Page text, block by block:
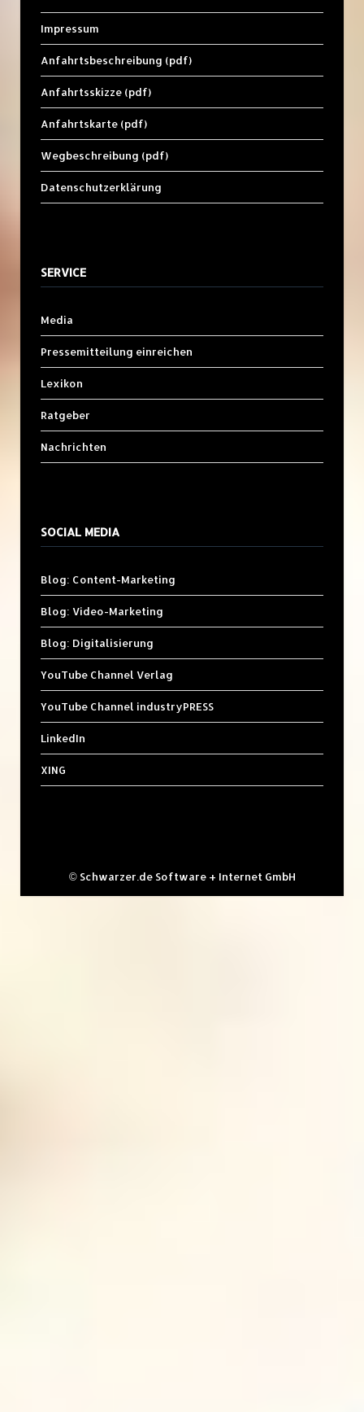
Impressum
Anfahrtsbeschreibung (pdf)
Anfahrtsskizze (pdf)
Anfahrtskarte (pdf)
Wegbeschreibung (pdf)
Datenschutzerklärung
SERVICE
Media
Pressemitteilung einreichen
Lexikon
Ratgeber
Nachrichten
SOCIAL MEDIA
Blog: Content-Marketing
Blog: Video-Marketing
Blog: Digitalisierung
YouTube Channel Verlag
YouTube Channel industryPRESS
LinkedIn
XING
© Schwarzer.de Software + Internet GmbH